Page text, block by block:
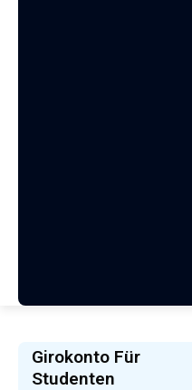
Girokonto Für
Studenten